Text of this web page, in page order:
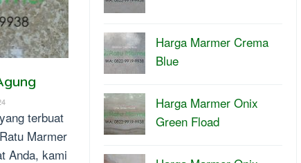
terbuat
Marmer
Anda, kami
Harga Marmer Crema
Blue
Harga Marmer Onix
Green Fload